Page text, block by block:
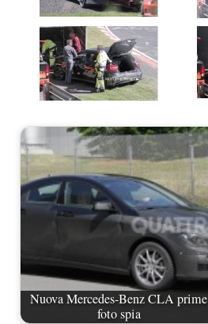
Nuova Mercedes-Benz CLA prime
foto spia